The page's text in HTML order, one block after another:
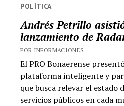
POLÍTICA
Andrés Petrillo
lanzamiento de
POR INFORMACIONES
El PRO Bonaerense
plataforma inteligente y
que busca relevar el estado
servicios públicos en cada